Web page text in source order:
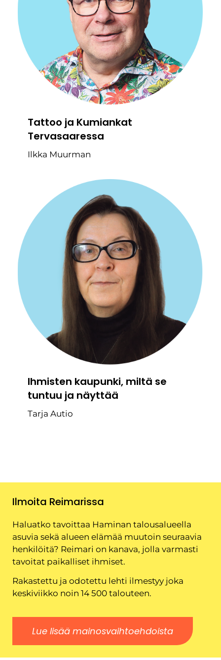
Tattoo ja Kumiankat
Tervasaaressa
Ilkka Muurman
Ihmisten kaupunki, miltä se
tuntuu ja näyttää
Tarja Autio
Ilmoita Reimarissa
Haluatko tavoittaa Haminan talousalueella
asuvia sekä alueen elämää muutoin seuraavia
henkilöitä? Reimari on kanava, jolla varmasti
tavoitat paikalliset ihmiset.
Rakastettu ja odotettu lehti ilmestyy joka
keskiviikko noin 14 500 talouteen.
Lue lisää mainosvaihtoehdoista